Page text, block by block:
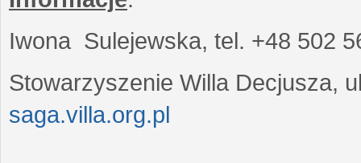
Iwona Sulejewska, tel. +48 502
Stowarzyszenie Willa Decjusza,
saga.villa.org.pl